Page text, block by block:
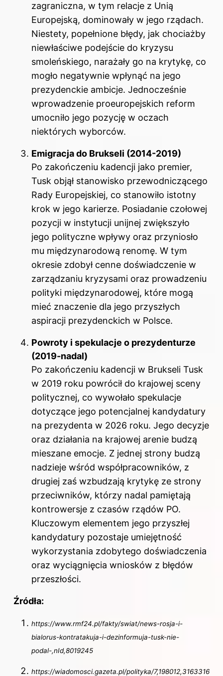
zagraniczna, w tym relacje z Unią
Europejską, dominowały w jego rządach.
Niestety, popełnione błędy, jak chociażby
niewłaściwe podejście do kryzysu
smoleńskiego, narażały go na krytykę, co
mogło negatywnie wpłynąć na jego
prezydenckie ambicje. Jednocześnie
wprowadzenie proeuropejskich reform
umocniło jego pozycję w oczach
niektórych wyborców.
Emigracja do Brukseli (2014-2019)
Po zakończeniu kadencji jako premier,
Tusk objął stanowisko przewodniczącego
Rady Europejskiej, co stanowiło istotny
krok w jego karierze. Posiadanie czołowej
pozycji w instytucji unijnej zwiększyło
jego polityczne wpływy oraz przyniosło
mu międzynarodową renomę. W tym
okresie zdobył cenne doświadczenie w
zarządzaniu kryzysami oraz prowadzeniu
polityki międzynarodowej, które mogą
mieć znaczenie dla jego przyszłych
aspiracji prezydenckich w Polsce.
Powroty i spekulacje o prezydenturze
(2019-nadal)
Po zakończeniu kadencji w Brukseli Tusk
w 2019 roku powrócił do krajowej sceny
politycznej, co wywołało spekulacje
dotyczące jego potencjalnej kandydatury
na prezydenta w 2026 roku. Jego decyzje
oraz działania na krajowej arenie budzą
mieszane emocje. Z jednej strony budzą
nadzieje wśród współpracowników, z
drugiej zaś wzbudzają krytykę ze strony
przeciwników, którzy nadal pamiętają
kontrowersje z czasów rządów PO.
Kluczowym elementem jego przyszłej
kandydatury pozostaje umiejętność
wykorzystania zdobytego doświadczenia
oraz wyciągnięcia wniosków z błędów
przeszłości.
Źródła:
https://www.rmf24.pl/fakty/swiat/news-rosja-i-
bialorus-kontratakuja-i-dezinformuja-tusk-nie-
podal-,nId,8019245
https://wiadomosci.gazeta.pl/polityka/7,198012,3163316